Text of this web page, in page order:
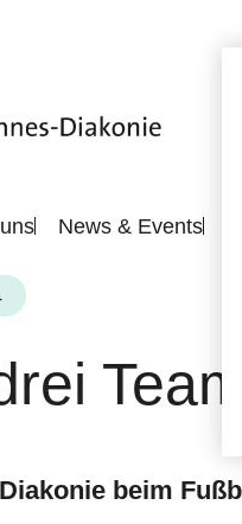
News & Events
beim